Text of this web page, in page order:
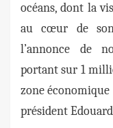
océans, dont la
au cœur de
l’annonce de
portant sur 1
zone
président